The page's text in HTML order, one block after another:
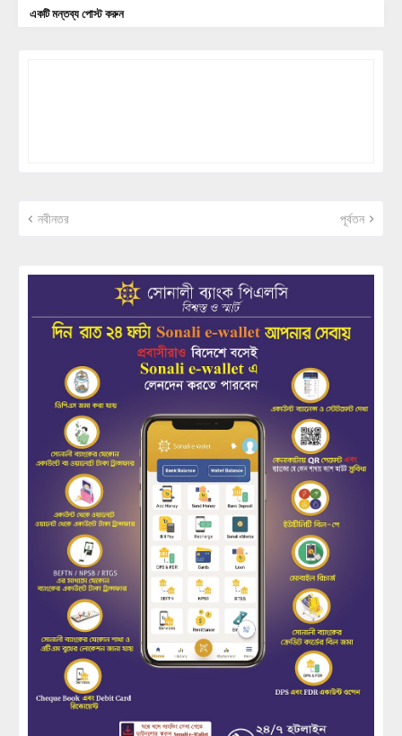
একটি মন্তব্য পোস্ট করুন
নবীনতর পূর্বতন